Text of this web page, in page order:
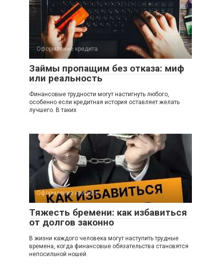
Оформление кредита
Займы пропащим без отказа: миф
или реальность
Финансовые трудности могут настигнуть любого,
особенно если кредитная история оставляет желать
лучшего. В таких
Оформление кредита
Тяжесть бремени: как избавиться
от долгов законно
В жизни каждого человека могут наступить трудные
времена, когда финансовые обязательства становятся
непосильной ношей.